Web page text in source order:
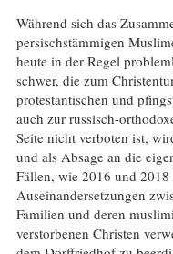
Während sich das
persischstämmigen
heute in der Regel
schwer, die zum
protestantischen und
auch zur russisch-
Seite nicht verboten ist,
und als Absage an die
Fällen, wie 2016 und
Auseinandersetzungen
Familien und deren
verstorbenen Christen